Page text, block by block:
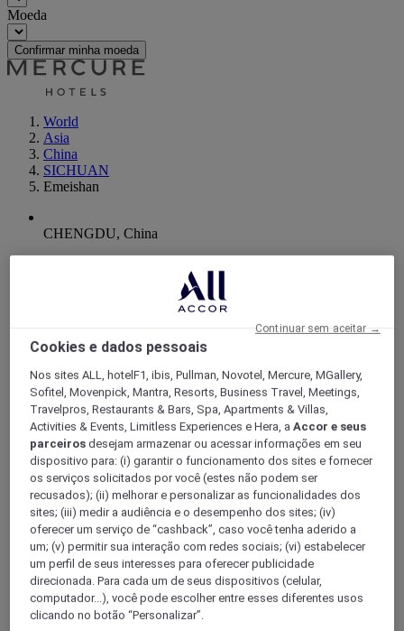
Moeda
Confirmar minha moeda
World
Asia
China
SICHUAN
Emeishan
CHENGDU, China
Mercure Chengdu West Expo City
The hotel at Xingkang 3rd Road in Shuangliu District,
Business District Metro Station, and 1.2 km from Western
International Expo City. It has 127 guest rooms and amenities
including a buffet breakfast room, fitness center, self-service
laundry, and lobby bar. Its elegant French-style is perfect for
the business traveler and exhibition attendee.
Cookies e dados pessoais
Nos sites ALL, hotelF1, ibis, Pullman, Novotel, Mercure, MGallery,
Sofitel, Movenpick, Mantra, Resorts, Business Travel, Meetings,
Travelpros, Restaurants & Bars, Spa, Apartments & Villas,
Activities & Events, Limitless Experiences e Hera, aAccor e seus
parceiros desejam armazenar ou acessar informações em seu
dispositivo para: (i) garantir o funcionamento dos sites e fornecer
os serviços solicitados por você (estes não podem ser
recusados); (ii) melhorar e personalizar as funcionalidades dos
sites; (iii) medir a audiência e o desempenho dos sites; (iv)
oferecer um serviço de “cashback”, caso você tenha aderido a
um; (v) permitir sua interação com redes sociais; (vi) estabelecer
um perfil de seus interesses para oferecer publicidade
direcionada. Para cada um de seus dispositivos (celular,
computador...), você pode escolher entre esses diferentes usos
clicando no botão “Personalizar”.
Continuar sem aceitar →